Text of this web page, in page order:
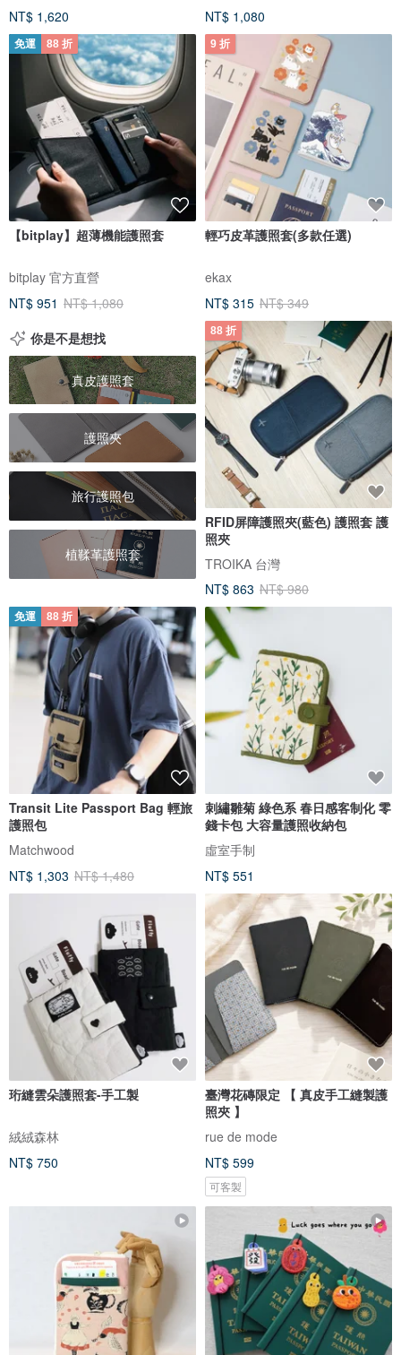
NT$ 1,620
NT$ 1,080
免運 88 折
【bitplay】超薄機能護照套
bitplay 官方直營
NT$ 951 NT$ 1,080
9 折
輕巧皮革護照套(多款任選)
ekax
NT$ 315 NT$ 349
你是不是想找
真皮護照套
護照夾
旅行護照包
植鞣革護照套
88 折
RFID屏障護照夾(藍色) 護照套 護
照夾
TROIKA 台灣
NT$ 863 NT$ 980
免運 88 折
Transit Lite Passport Bag 輕旅
護照包
Matchwood
NT$ 1,303 NT$ 1,480
刺繡雛菊 綠色系 春日感客制化 零
錢卡包 大容量護照收納包
虛室手制
NT$ 551
珩縫雲朵護照套-手工製
絨絨森林
NT$ 750
臺灣花磚限定 【 真皮手工縫製護
照夾 】
rue de mode
NT$ 599
可客製